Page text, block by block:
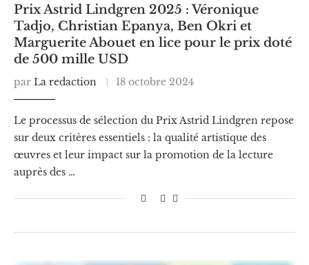
Prix Astrid Lindgren 2025 : Véronique
Tadjo, Christian Epanya, Ben Okri et
Marguerite Abouet en lice pour le prix doté
de 500 mille USD
par La redaction 18 octobre 2024
Le processus de sélection du Prix Astrid Lindgren repose
sur deux critères essentiels : la qualité artistique des
œuvres et leur impact sur la promotion de la lecture
auprès des …